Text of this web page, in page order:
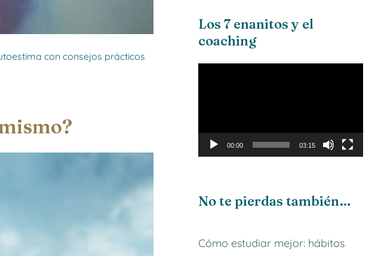
con consejos prácticos
Los 7 enanitos y el
coaching
00:00 03:15
No te pierdas también…
Cómo estudiar mejor: hábitos